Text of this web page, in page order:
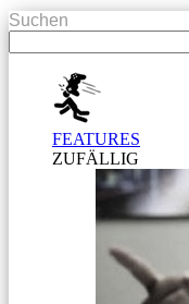
Suchen
FEATURES
ZUFÄLLIG